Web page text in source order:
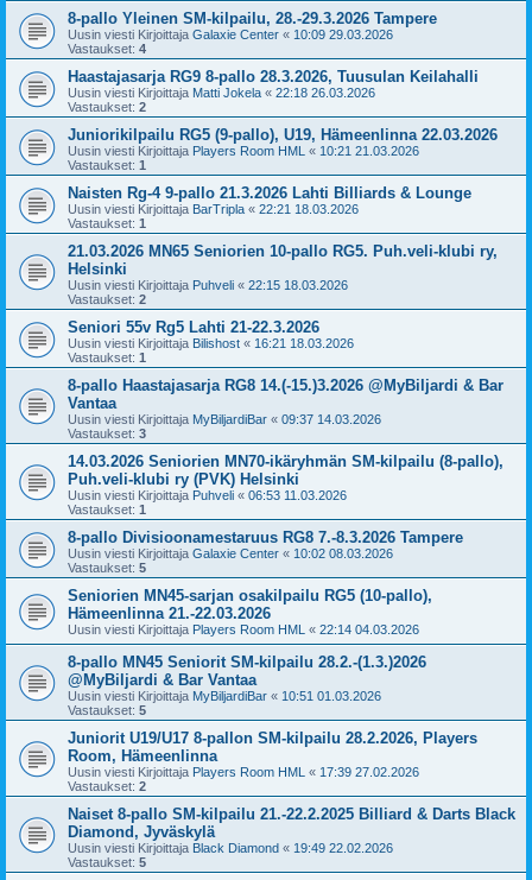
8-pallo Yleinen SM-kilpailu, 28.-29.3.2026 Tampere
Uusin viesti Kirjoittaja Galaxie Center « 10:09 29.03.2026
Vastaukset: 4
Haastajasarja RG9 8-pallo 28.3.2026, Tuusulan Keilahalli
Uusin viesti Kirjoittaja Matti Jokela « 22:18 26.03.2026
Vastaukset: 2
Juniorikilpailu RG5 (9-pallo), U19, Hämeenlinna 22.03.2026
Uusin viesti Kirjoittaja Players Room HML « 10:21 21.03.2026
Vastaukset: 1
Naisten Rg-4 9-pallo 21.3.2026 Lahti Billiards & Lounge
Uusin viesti Kirjoittaja BarTripla « 22:21 18.03.2026
Vastaukset: 1
21.03.2026 MN65 Seniorien 10-pallo RG5. Puh.veli-klubi ry,
Helsinki
Uusin viesti Kirjoittaja Puhveli « 22:15 18.03.2026
Vastaukset: 2
Seniori 55v Rg5 Lahti 21-22.3.2026
Uusin viesti Kirjoittaja Bilishost « 16:21 18.03.2026
Vastaukset: 1
8-pallo Haastajasarja RG8 14.(-15.)3.2026 @MyBiljardi & Bar
Vantaa
Uusin viesti Kirjoittaja MyBiljardiBar « 09:37 14.03.2026
Vastaukset: 3
14.03.2026 Seniorien MN70-ikäryhmän SM-kilpailu (8-pallo),
Puh.veli-klubi ry (PVK) Helsinki
Uusin viesti Kirjoittaja Puhveli « 06:53 11.03.2026
Vastaukset: 1
8-pallo Divisioonamestaruus RG8 7.-8.3.2026 Tampere
Uusin viesti Kirjoittaja Galaxie Center « 10:02 08.03.2026
Vastaukset: 5
Seniorien MN45-sarjan osakilpailu RG5 (10-pallo),
Hämeenlinna 21.-22.03.2026
Uusin viesti Kirjoittaja Players Room HML « 22:14 04.03.2026
8-pallo MN45 Seniorit SM-kilpailu 28.2.-(1.3.)2026
@MyBiljardi & Bar Vantaa
Uusin viesti Kirjoittaja MyBiljardiBar « 10:51 01.03.2026
Vastaukset: 5
Juniorit U19/U17 8-pallon SM-kilpailu 28.2.2026, Players
Room, Hämeenlinna
Uusin viesti Kirjoittaja Players Room HML « 17:39 27.02.2026
Vastaukset: 2
Naiset 8-pallo SM-kilpailu 21.-22.2.2025 Billiard & Darts Black
Diamond, Jyväskylä
Uusin viesti Kirjoittaja Black Diamond « 19:49 22.02.2026
Vastaukset: 5